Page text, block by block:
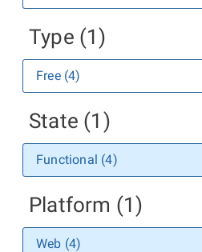
Type (1)
Free (4)
State (1)
Functional (4)
Platform (1)
Web (4)